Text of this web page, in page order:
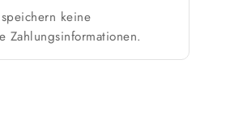
keine
Zahlungsinformationen.